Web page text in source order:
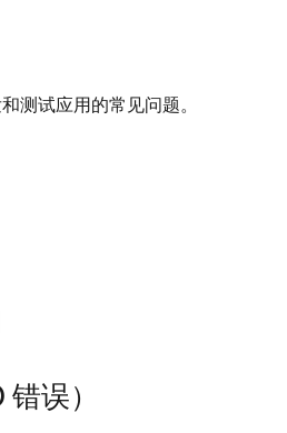
测试应用的常见问题。
误）